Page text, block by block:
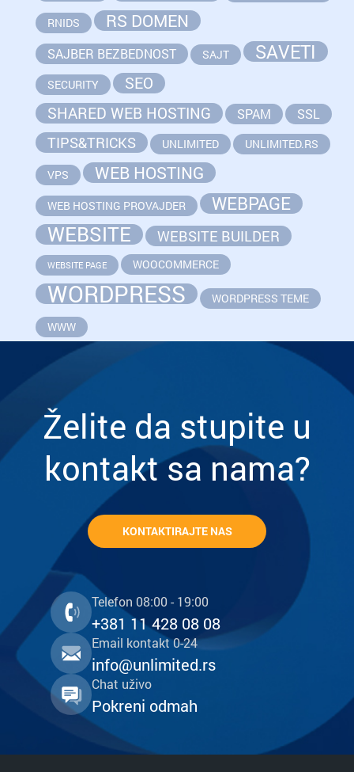
RNIDS RS DOMEN
SAJBER BEZBEDNOST SAJT SAVETI
SECURITY
SEO
SHARED WEB HOSTING
SPAM SSL
TIPS&TRICKS UNLIMITED UNLIMITED.RS
VPS WEB HOSTING
WEB HOSTING PROVAJDER WEBPAGE
WEBSITE WEBSITE BUILDER
WEBSITE PAGE WOOCOMMERCE
WORDPRESS
WORDPRESS TEME
WWW
Želite da stupite u
kontakt sa nama?
KONTAKTIRAJTE NAS
Telefon 08:00 - 19:00
+381 11 428 08 08
Email kontakt 0-24
info@unlimited.rs
Chat uživo
Pokreni odmah